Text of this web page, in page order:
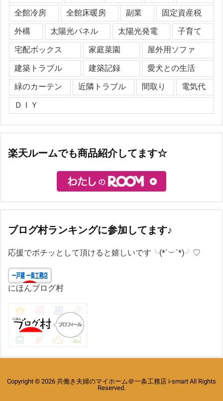
全館冷房
全館床暖房 副業
固定資産税
外構
太陽光パネル 太陽光発電
子育て
宅配ボックス
家庭菜園
屋外用ソファ
建築トラブル
建築記録
愛犬との生活
緑のカーテン
近隣トラブル 間取り
電気代
ＤＩＹ
楽天ルームでも商品紹介してます☆
ブログ村ランキングに参加してます♪
応援でポチッとして頂けると嬉しいです╰(*´︶`*)╯♡
にほんブログ村
Copyright © 2026 共働き夫婦のマイホーム＠一条工務店 i-smart All Rights
Reserved.